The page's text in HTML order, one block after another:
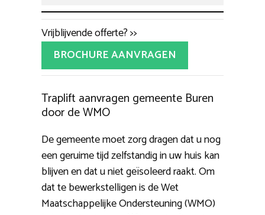
Vrijblijvende offerte? >>
BROCHURE AANVRAGEN
Traplift aanvragen gemeente Buren
door de WMO
De gemeente moet zorg dragen dat u nog
een geruime tijd zelfstandig in uw huis kan
blijven en dat u niet geïsoleerd raakt. Om
dat te bewerkstelligen is de Wet
Maatschappelijke Ondersteuning (WMO)